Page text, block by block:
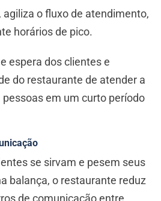
agiliza o fluxo de atendimento,
horários de pico.
espera dos clientes e
do restaurante de atender a
em um curto período
se sirvam e pesem seus
balança, o restaurante reduz